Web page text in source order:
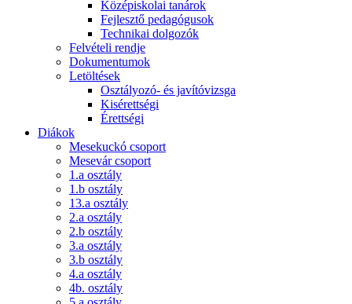
Középiskolai tanárok
Fejlesztő pedagógusok
Technikai dolgozók
Felvételi rendje
Dokumentumok
Letöltések
Osztályozó- és javítóvizsga
Kisérettségi
Érettségi
Diákok
Mesekuckó csoport
Mesevár csoport
1.a osztály
1.b osztály
13.a osztály
2.a osztály
2.b osztály
3.a osztály
3.b osztály
4.a osztály
4b. osztály